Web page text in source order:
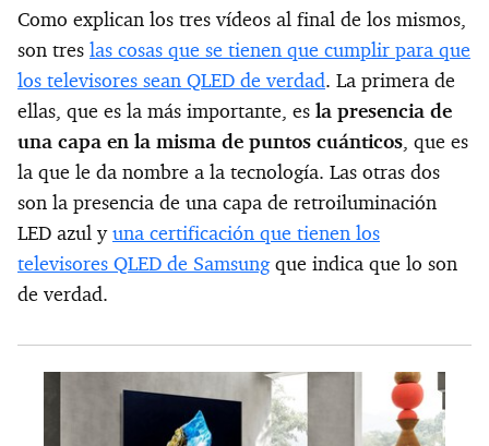
Como explican los tres vídeos al final de los mismos,
son tres las cosas que se tienen que cumplir para que
los televisores sean QLED de verdad. La primera de
ellas, que es la más importante, es la presencia de
una capa en la misma de puntos cuánticos, que es
la que le da nombre a la tecnología. Las otras dos
son la presencia de una capa de retroiluminación
LED azul yuna certificación que tienen los
televisores QLED de Samsungque indica que lo son
de verdad.